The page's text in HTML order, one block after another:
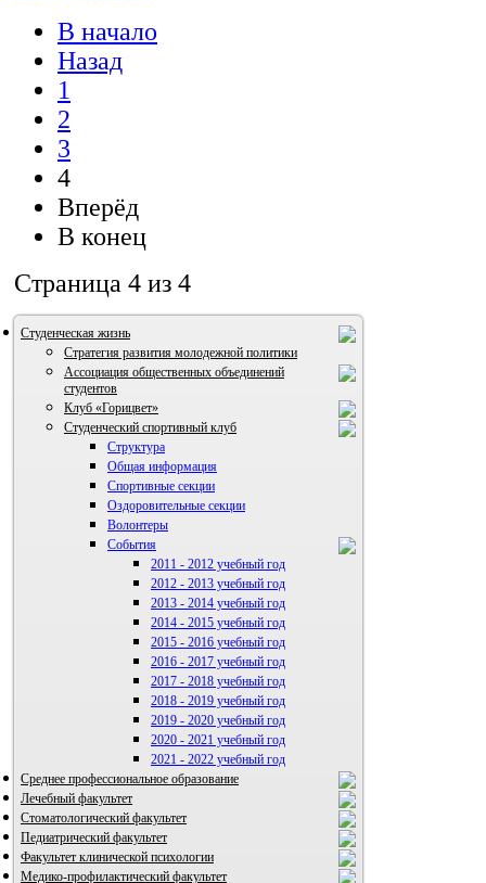
В начало
Назад
1
2
3
4
Вперёд
В конец
Страница 4 из 4
Студенческая жизнь
Стратегия развития молодежной политики
Ассоциация общественных объединений
студентов
ВИА "Полигон"
Клуб «Горицвет»
Студенческий спортивный клуб
Структура
Общая информация
Спортивные секции
Оздоровительные секции
Волонтеры
События
2011 - 2012 учебный год
2012 - 2013 учебный год
2013 - 2014 учебный год
2014 - 2015 учебный год
2015 - 2016 учебный год
2016 - 2017 учебный год
2017 - 2018 учебный год
2018 - 2019 учебный год
2019 - 2020 учебный год
2020 - 2021 учебный год
2021 - 2022 учебный год
Среднее профессиональное образование
Лечебный факультет
Стоматологический факультет
Педиатрический факультет
Факультет клинической психологии
Медико-профилактический факультет